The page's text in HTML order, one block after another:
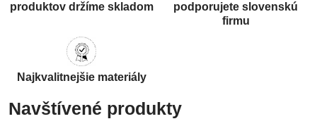
produktov držíme skladom
podporujete slovenskú
firmu
Najkvalitnejšie materiály
Navštívené produkty